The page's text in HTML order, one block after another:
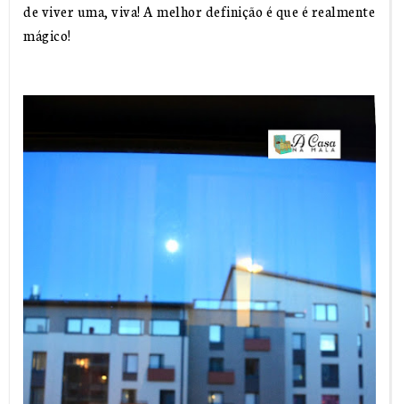
de viver uma, viva! A melhor definição é que é realmente
mágico!